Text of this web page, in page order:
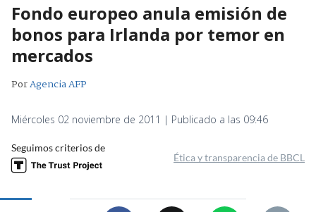
Fondo europeo anula emisión de
bonos para Irlanda por temor en
mercados
PorAgencia AFP
Miércoles 02 noviembre de 2011 | Publicado a las 09:46
Seguimos criterios de
Ética y transparencia de BBCL